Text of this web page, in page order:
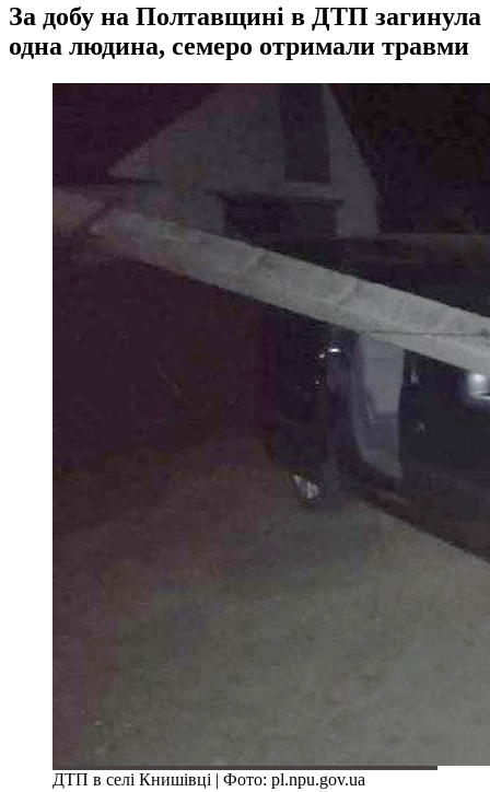
За добу на Полтавщині в ДТП загинула
одна людина, семеро отримали травми
ДТП в селі Книшівці | Фото: pl.npu.gov.ua